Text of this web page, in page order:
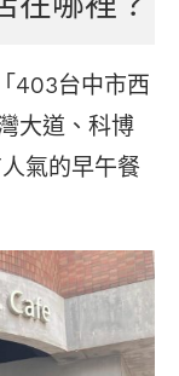
403台中市西
大道、科博
氣的早午餐